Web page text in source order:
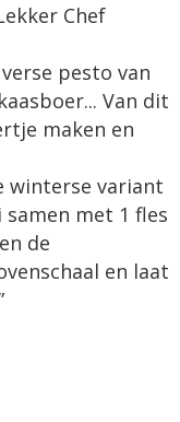
Chef
pesto van
Van dit
maken en
winterse variant
samen met 1 fles
de
en laat